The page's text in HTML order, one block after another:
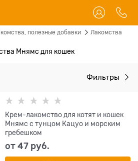
полезные добавки Лакомства
Мнямс для кошек
Фильтры
Крем-лакомство для котят и кошек
Мнямс с тунцом Кацуо и морским
гребешком
от47 руб.